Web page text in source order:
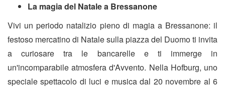
La magia del Natale a Bressanone
Vivi un periodo natalizio pieno di magia a Bressanone: il
festoso mercatino di Natale sulla piazza del Duomo ti invita
a curiosare tra le bancarelle e ti immerge in
un'incomparabile atmosfera d'Avvento. Nella Hofburg, uno
speciale spettacolo di luci e musica dal 20 novembre al 6